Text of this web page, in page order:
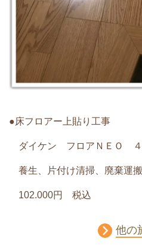
●床フロアー上貼り工事
ダイケン フロアＮＥＯ ４
養生、片付け清掃、廃棄運
102.000円 税込
他の